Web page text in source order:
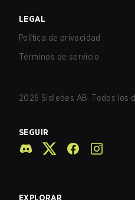
LEGAL
Política de privacidad
Términos de servicio
2026 Sidledes AB. Todos los
SEGUIR
EXPLORAR